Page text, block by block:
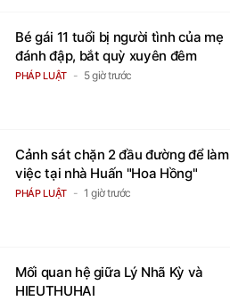
Bé gái 11 tuổi bị người tình của mẹ
đánh đập, bắt quỳ xuyên đêm
PHÁP LUẬT 5 giờ trước
Cảnh sát chặn 2 đầu đường để làm
việc tại nhà Huấn "Hoa Hồng"
PHÁP LUẬT 1 giờ trước
Mối quan hệ giữa Lý Nhã Kỳ và
HIEUTHUHAI